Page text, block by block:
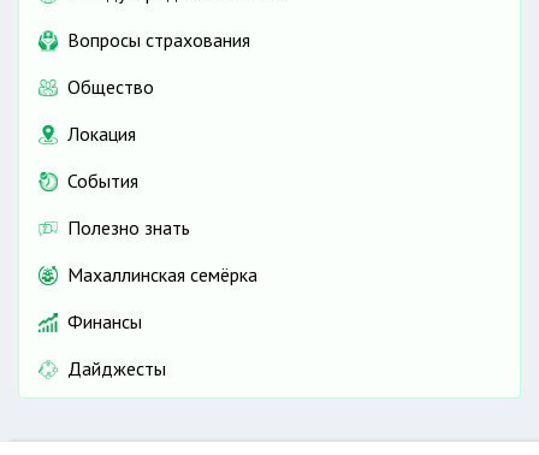
Вопросы страхования
Общество
Локация
События
Полезно знать
Махаллинская семёрка
Финансы
Дайджесты